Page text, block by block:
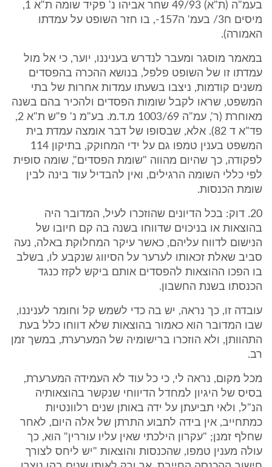
בעמ"ה (ת"א) 49/93 שחר אביהו נ' פקיד שומה ת"א 1,
מיסים ח3/ בעמ' ה157-, בו חזר השופט על עמדתו
האמורה).
במאמר מוסגר ומעבר לנדרש בעניננו, יוער, כי אל מול
עמדתו זו של השופט פלפל, בנושא ההכרה בהפסדים
משנים קודמות, ניצבו בשעתו עמדות אחרות של בתי
המשפט, שראו לקבל שומות הפסדים ולהכיר בהם בשנה
מאוחרת (ר', עמ"ה 1003/69 מ.ד.מ. בע"מ נ' פ"ש ת"א 2,
פד"א ד 82). אלא, שבסופו של דבר אומצה עמדת בית
המשפט בענין טמפו גם על ידי המחוקק, בתיקון 114
לפקודה, כך שהיום מהווה "שומת הפסדים", שומה סופית
לפי כללי השומה הרגילים, ואין להבדיל עוד בינה לבין
שומת הכנסות.
20. דוק: בכל הדיונים שהוזכרו לעיל, המדובר היה
בהוצאות או בניכוים שדווחו בשנה בה קם חיובו של
הנישום לדווח עליהם, כאשר עיקר המחלוקת באלה, נעה
סביב שאלת זכאותו לערער על הסיווג שנקבע לו, בשלב
בו הפכו ההוצאות להפסדים אותם ביקש לקזז כנגד
הכנסתו בשנת החשבון.
עובדה זו, כך נראה, יש בה כדי לשמש קל וחומר לעניננו,
שבו המדובר הוא כאמור בהוצאות שלא דווחו כלל בעת
התהוותן, ולא הוזכרו ברישומיה של המערערת, במשך זמן
רב.
מכל מקום, נראה לי, כי כל עוד לא העמידה המערערת,
בסיס של היגיון למחדל הדיווחי שנקשר בהוצאותיה
הנ"ל, ולאי תביעתן על ידה באותן שנים רלוונטיות
כמתחייב, אין בידה לתבוע התרתן של אלה היום, לאחר
שחלף זמנן; "עקרון הילכתי שאין עליו עוררין" הוא, כך
עולה מענין טמפו, שהכנסות והוצאות "יש ליחס לצורך